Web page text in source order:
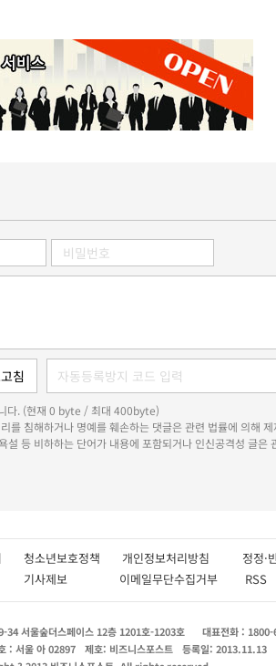
다. (현재 0 byte / 최대 400byte)
를 침해하거나 명예를 훼손하는 댓글은 관련 법률에 의해
설 등 비하하는 단어가 내용에 포함되거나 인신공격성 글은
청소년보호정책 개인정보처리방침 정정·
기사제보 이메일무단수집거부 RSS
34 서울숲더스페이스 12층 1201호-1203호 대표전화 :
: 서울 아 02897 제호: 비즈니스포스트 등록일: 2013.11.13